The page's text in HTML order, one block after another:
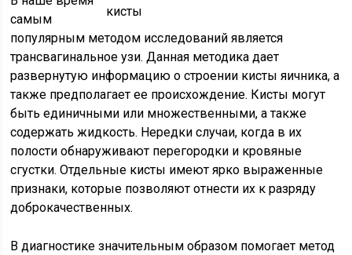
самым
популярным методом исследований является
трансвагинальное узи. Данная методика дает
развернутую информацию о строении кисты яичника, а
также предполагает ее происхождение. Кисты могут
быть единичными или множественными, а также
содержать жидкость. Нередки случаи, когда в их
полости обнаруживают перегородки и кровяные
сгустки. Отдельные кисты имеют ярко выраженные
признаки, которые позволяют отнести их к разряду
доброкачественных.
В диагностике значительным образом помогает метод